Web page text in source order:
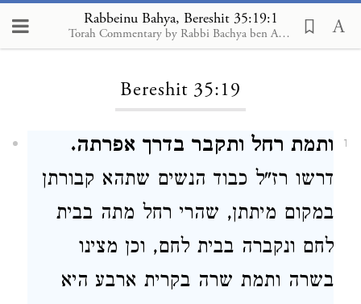
Rabbeinu Bahya, Bereshit 35:19:1
Torah Commentary by Rabbi Bachya ben Asher, trans. Eliyahu Munk, 1998.
Loading...
Bereshit 35:19
1
ותמת רחל ותקבר בדרך אפרתה.
דרשו רז"ל כבוד הנשים שתהא קבורתן
במקום מיתתן, שהרי רחל מתה בבית
לחם ונקברה בבית לחם, וכן מצינו
בשרה ותמת שרה בקרית ארבע היא